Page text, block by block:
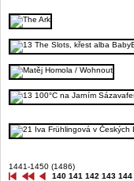
1441-1450 (1486)
140 141 142 143 144